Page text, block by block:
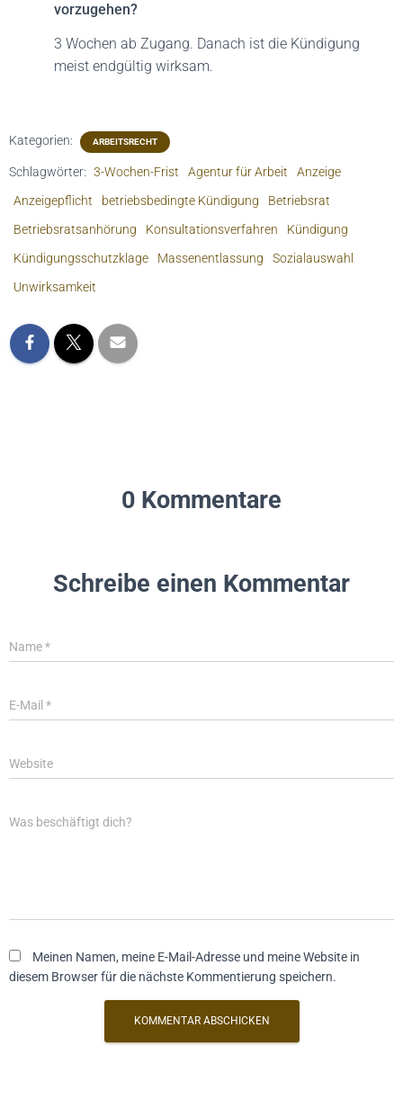
vorzugehen?
3 Wochen ab Zugang. Danach ist die Kündigung
meist endgültig wirksam.
Kategorien: ARBEITSRECHT
Schlagwörter: 3-Wochen-Frist Agentur für Arbeit
Anzeige
Anzeigepflicht
betriebsbedingte Kündigung
Betriebsrat
Betriebsratsanhörung
Konsultationsverfahren
Kündigung
Kündigungsschutzklage
Massenentlassung
Sozialauswahl
Unwirksamkeit
0 Kommentare
Schreibe einen Kommentar
Name*
E-Mail *
Website
Was beschäftigt dich?
Meinen Namen, meine E-Mail-Adresse und meine Website in
diesem Browser für die nächste Kommentierung speichern.